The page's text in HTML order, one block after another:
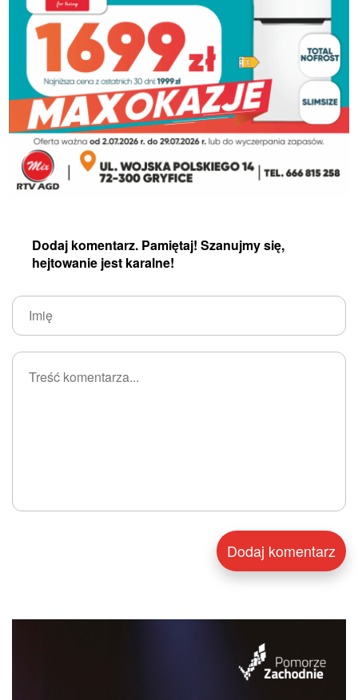
Dodaj komentarz. Pamiętaj! Szanujmy się,
hejtowanie jest karalne!